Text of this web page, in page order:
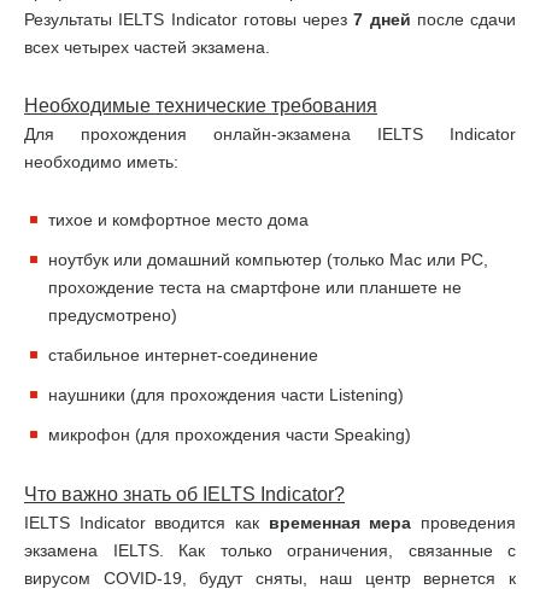
Результаты IELTS Indicator готовы через7 дней после сдачи
всех четырех частей экзамена.
Необходимые технические требования
Для прохождения онлайн-экзамена IELTS Indicator
необходимо иметь:
тихое и комфортное место дома
ноутбук или домашний компьютер (только Mac или PC,
прохождение теста на смартфоне или планшете не
предусмотрено)
стабильное интернет-соединение
наушники (для прохождения части Listening)
микрофон (для прохождения части Speaking)
Что важно знать об IELTS Indicator?
IELTS Indicator вводится как временная мера проведения
экзамена IELTS. Как только ограничения, связанные с
вирусом COVID-19, будут сняты, наш центр вернется к